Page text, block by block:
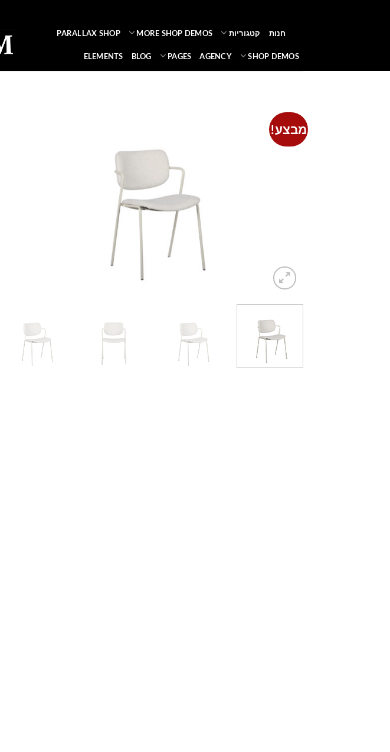
חנות קטגוריות MORE SHOP DEMOS
PARALLAX SHOP
SHOP DEMOS
AGENCY
PAGES
BLOG
ELEMENTS
מבצע!